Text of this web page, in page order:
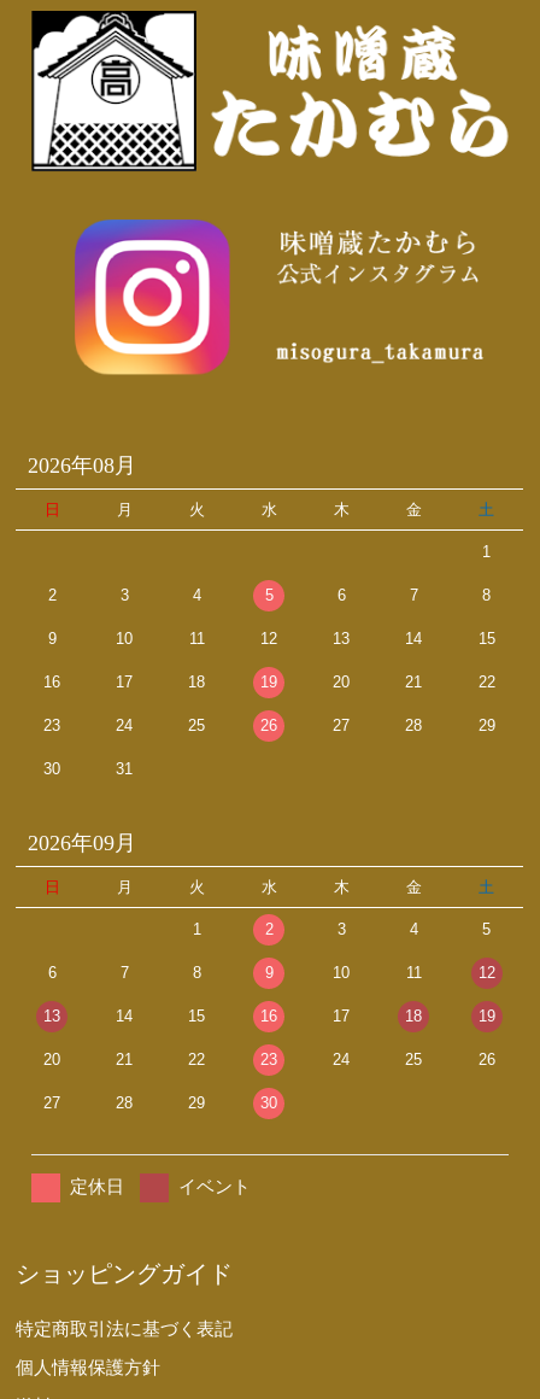
2026年08月
日 月 火 水 木 金 土
1
2 3 4 5 6 7 8
9 10 11 12 13 14 15
16 17 18 19 20 21 22
23 24 25 26 27 28 29
30 31
2026年09月
日 月 火 水 木 金 土
1 2 3 4 5
6 7 8 9 10 11 12
13 14 15 16 17 18 19
20 21 22 23 24 25 26
27 28 29 30
定休日 イベント
ショッピングガイド
特定商取引法に基づく表記
個人情報保護方針